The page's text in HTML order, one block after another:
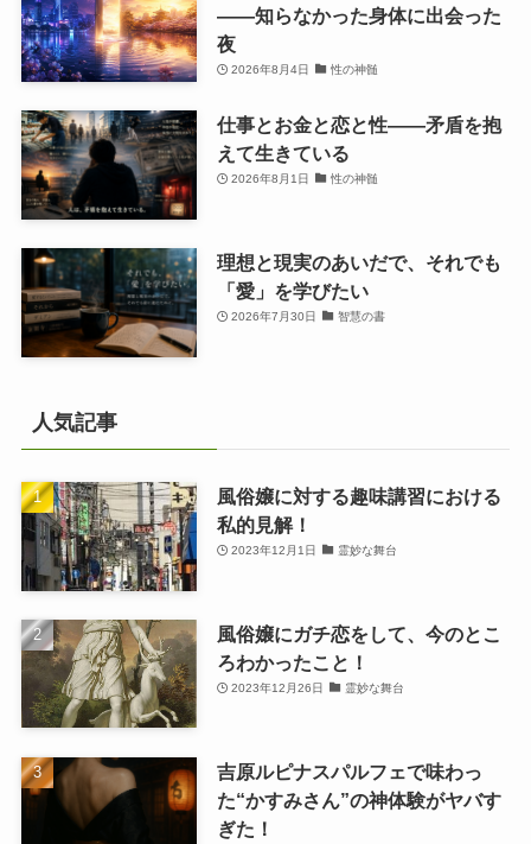
――知らなかった身体に出会った
夜
2026年8月4日 性の神髄
仕事とお金と恋と性——矛盾を抱
えて生きている
2026年8月1日 性の神髄
理想と現実のあいだで、それでも
「愛」を学びたい
2026年7月30日 智慧の書
人気記事
風俗嬢に対する趣味講習における
私的見解！
2023年12月1日 霊妙な舞台
風俗嬢にガチ恋をして、今のとこ
ろわかったこと！
2023年12月26日 霊妙な舞台
吉原ルピナスパルフェで味わっ
た“かすみさん”の神体験がヤバす
ぎた！